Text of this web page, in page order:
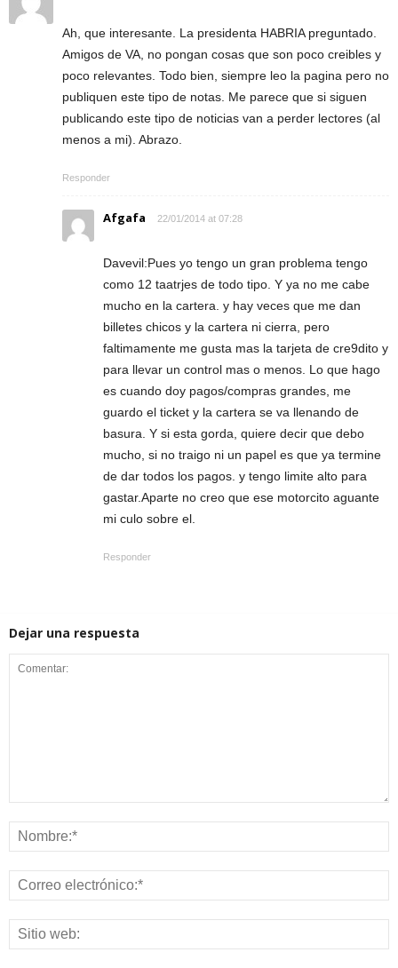
Ah, que interesante. La presidenta HABRIA preguntado.
Amigos de VA, no pongan cosas que son poco creibles y
poco relevantes. Todo bien, siempre leo la pagina pero no
publiquen este tipo de notas. Me parece que si siguen
publicando este tipo de noticias van a perder lectores (al
menos a mi). Abrazo.
Responder
Afgafa 22/01/2014 at 07:28
Davevil:Pues yo tengo un gran problema tengo
como 12 taatrjes de todo tipo. Y ya no me cabe
mucho en la cartera. y hay veces que me dan
billetes chicos y la cartera ni cierra, pero
faltimamente me gusta mas la tarjeta de cre9dito y
para llevar un control mas o menos. Lo que hago
es cuando doy pagos/compras grandes, me
guardo el ticket y la cartera se va llenando de
basura. Y si esta gorda, quiere decir que debo
mucho, si no traigo ni un papel es que ya termine
de dar todos los pagos. y tengo limite alto para
gastar.Aparte no creo que ese motorcito aguante
mi culo sobre el.
Responder
Dejar una respuesta